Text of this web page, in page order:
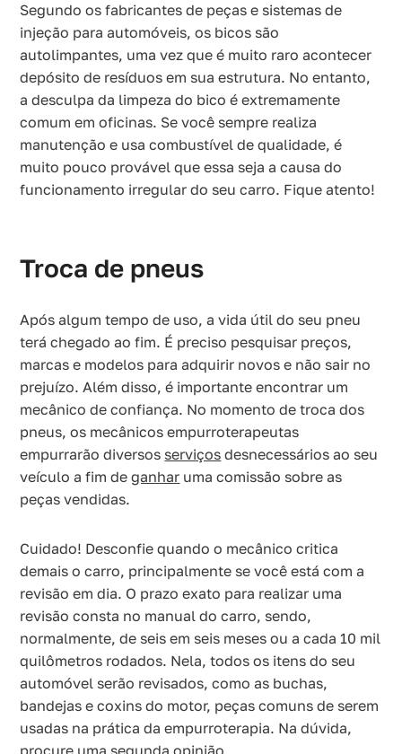
Segundo os fabricantes de peças e sistemas de
injeção para automóveis, os bicos são
autolimpantes, uma vez que é muito raro acontecer
depósito de resíduos em sua estrutura. No entanto,
a desculpa da limpeza do bico é extremamente
comum em oficinas. Se você sempre realiza
manutenção e usa combustível de qualidade, é
muito pouco provável que essa seja a causa do
funcionamento irregular do seu carro. Fique atento!
Troca de pneus
Após algum tempo de uso, a vida útil do seu pneu
terá chegado ao fim. É preciso pesquisar preços,
marcas e modelos para adquirir novos e não sair no
prejuízo. Além disso, é importante encontrar um
mecânico de confiança. No momento de troca dos
pneus, os mecânicos empurroterapeutas
empurrarão diversos serviços desnecessários ao seu
veículo a fim deganhar uma comissão sobre as
peças vendidas.
Cuidado! Desconfie quando o mecânico critica
demais o carro, principalmente se você está com a
revisão em dia. O prazo exato para realizar uma
revisão consta no manual do carro, sendo,
normalmente, de seis em seis meses ou a cada 10 mil
quilômetros rodados. Nela, todos os itens do seu
automóvel serão revisados, como as buchas,
bandejas e coxins do motor, peças comuns de serem
usadas na prática da empurroterapia. Na dúvida,
procure uma segunda opinião.